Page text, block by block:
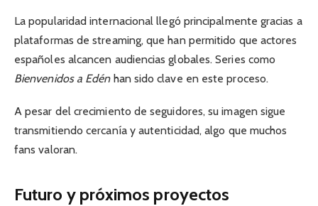
La popularidad internacional llegó principalmente gracias a
plataformas de streaming, que han permitido que actores
españoles alcancen audiencias globales. Series como
Bienvenidos a Edénhan sido clave en este proceso.
A pesar del crecimiento de seguidores, su imagen sigue
transmitiendo cercanía y autenticidad, algo que muchos
fans valoran.
Futuro y próximos proyectos